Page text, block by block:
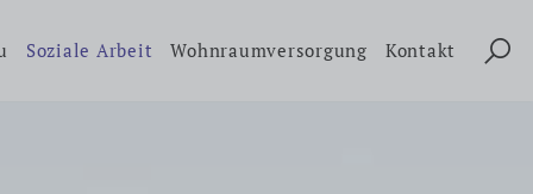
Soziale Arbeit Wohnraumversorgung Kontakt